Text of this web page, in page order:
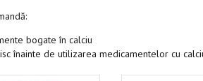
bogate în calciu
înainte de utilizarea medicamentelor cu